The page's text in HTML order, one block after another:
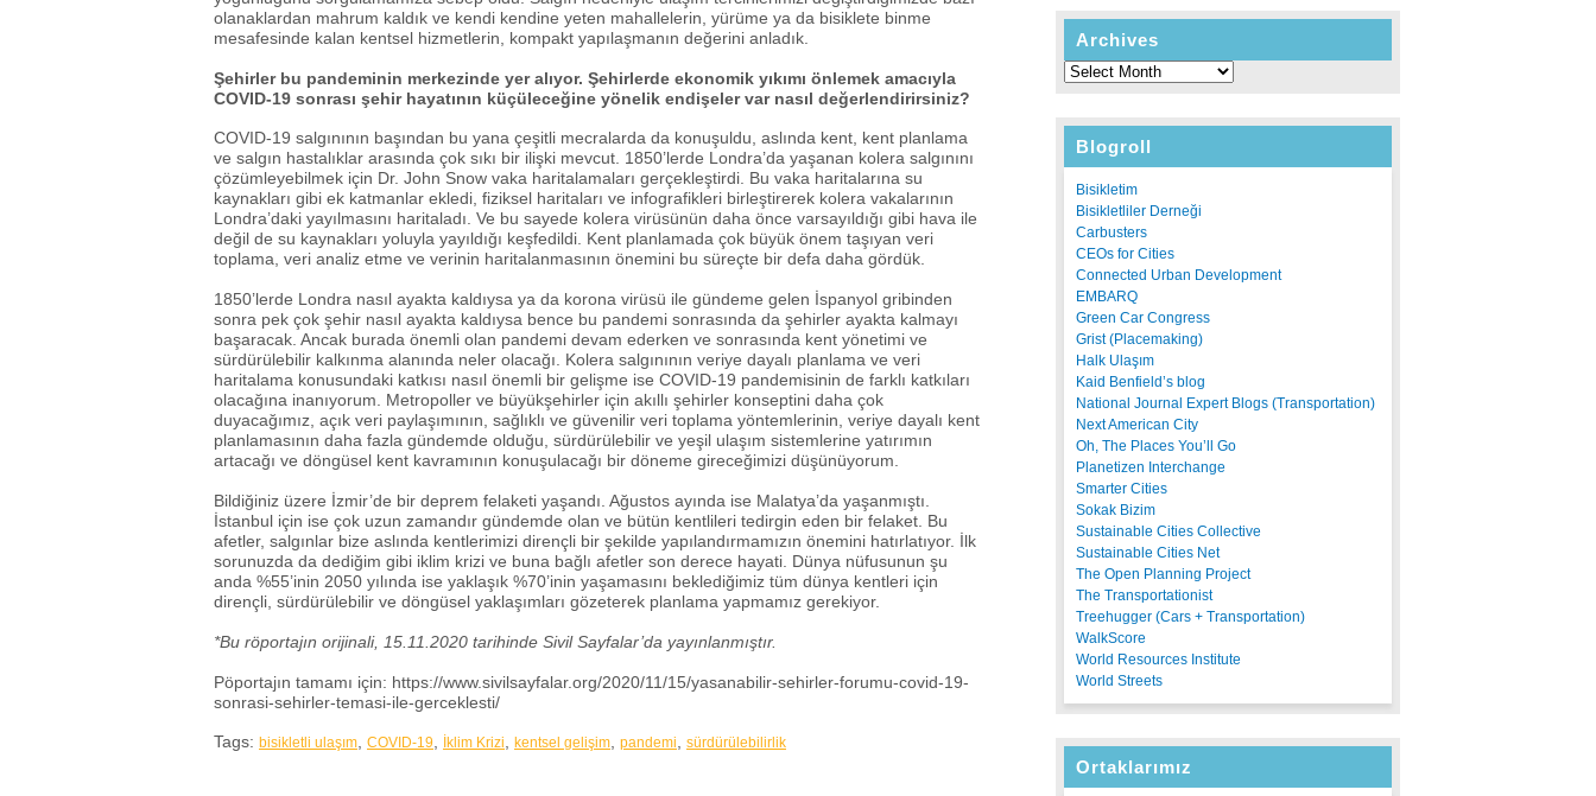
Archives
Blogroll
Bisikletim
Bisikletliler Derneği
Carbusters
CEOs for Cities
Connected Urban Development
EMBARQ
Green Car Congress
Grist (Placemaking)
Halk Ulaşım
Kaid Benfield’s blog
National Journal Expert Blogs (Transportation)
Next American City
Oh, The Places You’ll Go
Planetizen Interchange
Smarter Cities
Sokak Bizim
Sustainable Cities Collective
Sustainable Cities Net
The Open Planning Project
The Transportationist
Treehugger (Cars + Transportation)
WalkScore
World Resources Institute
World Streets
Ortaklarımız
olanaklardan mahrum kaldık ve kendi kendine yeten mahallelerin, yürüme ya da bisiklete binme
mesafesinde kalan kentsel hizmetlerin, kompakt yapılaşmanın değerini anladık.
Şehirler bu pandeminin merkezinde yer alıyor. Şehirlerde ekonomik yıkımı önlemek amacıyla
COVID-19 sonrası şehir hayatının küçüleceğine yönelik endişeler var nasıl değerlendirirsiniz?
COVID-19 salgınının başından bu yana çeşitli mecralarda da konuşuldu, aslında kent, kent planlama
ve salgın hastalıklar arasında çok sıkı bir ilişki mevcut. 1850’lerde Londra’da yaşanan kolera salgınını
çözümleyebilmek için Dr. John Snow vaka haritalamaları gerçekleştirdi. Bu vaka haritalarına su
kaynakları gibi ek katmanlar ekledi, fiziksel haritaları ve infografikleri birleştirerek kolera vakalarının
Londra’daki yayılmasını haritaladı. Ve bu sayede kolera virüsünün daha önce varsayıldığı gibi hava ile
değil de su kaynakları yoluyla yayıldığı keşfedildi. Kent planlamada çok büyük önem taşıyan veri
toplama, veri analiz etme ve verinin haritalanmasının önemini bu süreçte bir defa daha gördük.
1850’lerde Londra nasıl ayakta kaldıysa ya da korona virüsü ile gündeme gelen İspanyol gribinden
sonra pek çok şehir nasıl ayakta kaldıysa bence bu pandemi sonrasında da şehirler ayakta kalmayı
başaracak. Ancak burada önemli olan pandemi devam ederken ve sonrasında kent yönetimi ve
sürdürülebilir kalkınma alanında neler olacağı. Kolera salgınının veriye dayalı planlama ve veri
haritalama konusundaki katkısı nasıl önemli bir gelişme ise COVID-19 pandemisinin de farklı katkıları
olacağına inanıyorum. Metropoller ve büyükşehirler için akıllı şehirler konseptini daha çok
duyacağımız, açık veri paylaşımının, sağlıklı ve güvenilir veri toplama yöntemlerinin, veriye dayalı kent
planlamasının daha fazla gündemde olduğu, sürdürülebilir ve yeşil ulaşım sistemlerine yatırımın
artacağı ve döngüsel kent kavramının konuşulacağı bir döneme gireceğimizi düşünüyorum.
Bildiğiniz üzere İzmir’de bir deprem felaketi yaşandı. Ağustos ayında ise Malatya’da yaşanmıştı.
İstanbul için ise çok uzun zamandır gündemde olan ve bütün kentlileri tedirgin eden bir felaket. Bu
afetler, salgınlar bize aslında kentlerimizi dirençli bir şekilde yapılandırmamızın önemini hatırlatıyor. İlk
sorunuzda da dediğim gibi iklim krizi ve buna bağlı afetler son derece hayati. Dünya nüfusunun şu
anda %55’inin 2050 yılında ise yaklaşık %70’inin yaşamasını beklediğimiz tüm dünya kentleri için
dirençli, sürdürülebilir ve döngüsel yaklaşımları gözeterek planlama yapmamız gerekiyor.
*Bu röportajın orijinali, 15.11.2020 tarihinde Sivil Sayfalar’da yayınlanmıştır.
Pöportajın tamamı için: https://www.sivilsayfalar.org/2020/11/15/yasanabilir-sehirler-forumu-covid-19-
sonrasi-sehirler-temasi-ile-gerceklesti/
Tags: bisikletli ulaşım, COVID-19, İklim Krizi, kentsel gelişim, pandemi, sürdürülebilirlik